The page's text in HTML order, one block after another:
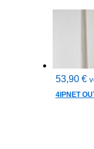
53,90 €
4IPNET